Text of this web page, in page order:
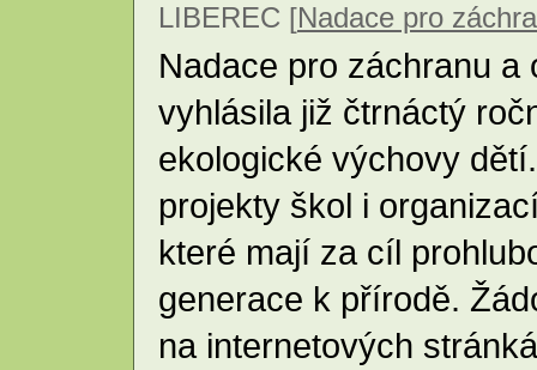
LIBEREC [Nadace pro
Nadace pro záchranu
vyhlásila již čtrnáctý
ekologické výchovy
projekty škol i
které mají za cíl
generace k přírodě.
na internetových